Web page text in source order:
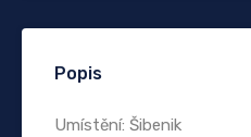
Popis
Umístění: Šibenik